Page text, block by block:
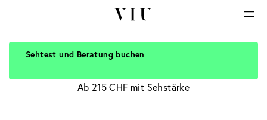
Braune Brillen
Ab 215 CHF mit Sehstärke
Sehtest und Beratung buchen